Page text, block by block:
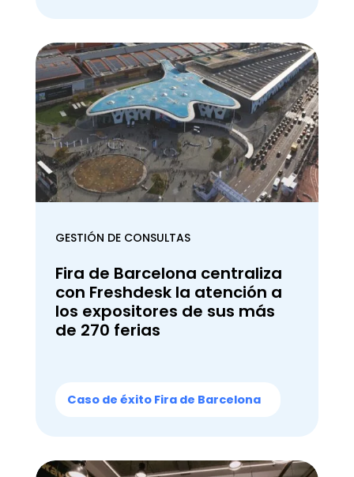
GESTIÓN DE CONSULTAS
Fira de Barcelona centraliza
con Freshdesk la atención a
los expositores de sus más
de 270 ferias
Caso de éxito Fira de Barcelona